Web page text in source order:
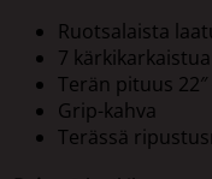
Ruotsalaista
7
Terän pituus
Grip-kahva
Terässä